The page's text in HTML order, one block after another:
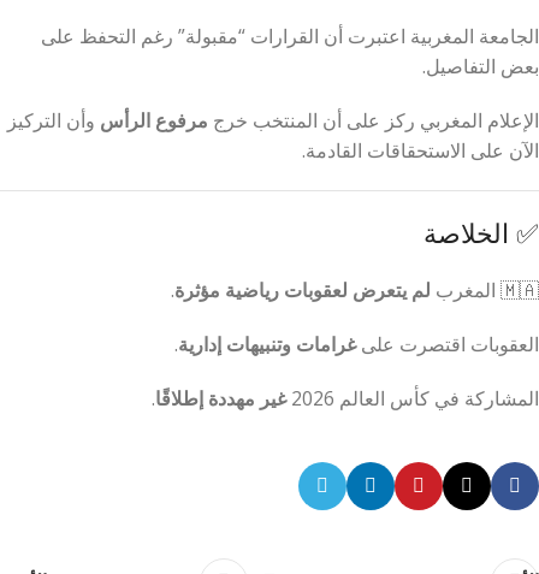
الجامعة المغربية اعتبرت أن القرارات “مقبولة” رغم التحفظ على
بعض التفاصيل.
الإعلام المغربي ركز على أن المنتخب خرج مرفوع الرأس وأن التركيز
الآن على الاستحقاقات القادمة.
✅ الخلاصة
🇲🇦 المغرب لم يتعرض لعقوبات رياضية مؤثرة.
العقوبات اقتصرت علىغرامات وتنبيهات إدارية.
المشاركة في كأس العالم 2026 غير مهددة إطلاقًا.